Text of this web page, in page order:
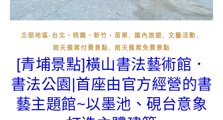
北部地區-台北、桃園、新竹、苗栗 , 國內旅遊 , 文藝活動 ,
雨天備案付費景點 , 雨天備案免費景點
[青埔景點]橫山書法藝術館．
書法公園|首座由官方經營的書
藝主題館~以墨池、硯台意象